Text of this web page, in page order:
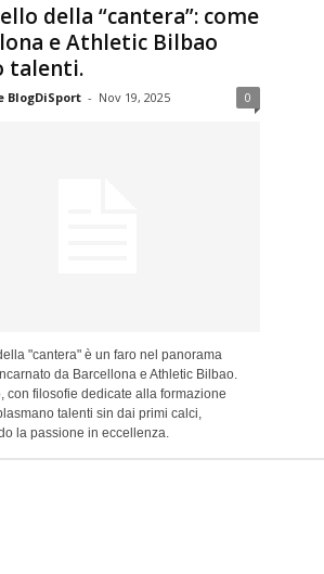
della “cantera”: come
e Athletic Bilbao
talenti.
BlogDiSport - Nov 19, 2025 0
"cantera" è un faro nel panorama
da Barcellona e Athletic Bilbao.
con filosofie dedicate alla formazione
talenti sin dai primi calci,
la passione in eccellenza.